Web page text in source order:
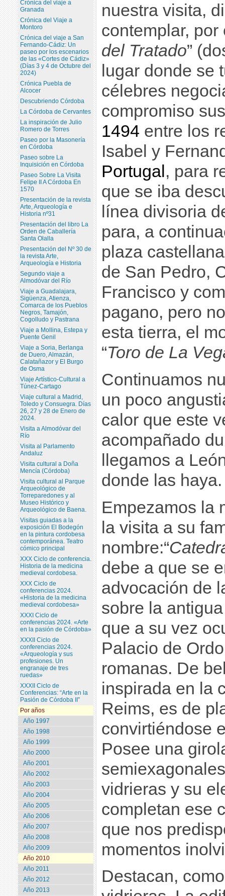
nuestra visita,
contemplar, por
del Tratado”
lugar donde se
célebres
compromiso
1494 entre los
Isabel y
Portugal , para
que se iba
línea divisoria
para, a
plaza
de San Pedro,
Francisco y
pagano, pero
esta tierra, el
“Toro de La
Continuamos
un poco
calor que este
acompañado
llegamos a
donde las haya.
Empezamos la
la visita a su
nombre:“
debe a que se
advocación de
sobre la
que a su vez
Palacio de
romanas. De
inspirada en la
Reims, es de
convirtiéndose
Posee una
vidrieras y su
completan ese
que nos
momentos
Destacan,
Crónica del viaje a
Granada
Crónica del Viaje a
Montoro
Crónica del viaje a San
Fernando-Cádiz: Un
paseo por los escenarios
de las «Cortes de Cádiz»
(Días 3 y 4 de Octubre del
2024)
Crónica Puebla de
Alcocer
Descubriendo Córdoba
La Córdoba de Cervantes
La inspiración de Julio
Romero de Torres
Paseo por la Masonería
en Córdoba
Paseo sobre La
Inquisición en Córdoba
Paseo Sobre La Visita
Felipe II A Córdoba En
1570
Presentación de la revista
Arte, Arqueología e
Historia nº31
Presentación del libro La
Orden de Caballería
Santa Olalla
Presentación del Nº 30 de
la revista Arte,
Arqueología e Historia
Segundo viaje a
Almodóvar del Río
Viaje a Guadalajara,
Sigüenza, Atienza,
Comarca de los Pueblos
Negros, Tamajón,
Cogolludo y Pastrana
Viaje a Mollina, Estepa y
Puente Genil
Viaje a Soria, Berlanga
de Duero, Almazán,
Calatañazor y El Burgo
de Osma
Viaje Artístico-Cultural a
Túnez-Cartago
Viaje cultural a Madrid,
Toledo y Consuegra. Días
26, 27 y 28 de Enero de
2024.
Visita a Almodóvar del
Río
Visita al Parlamento
Andaluz
Visita cultural a Doña
Mencía (Córdoba)
Visita cultural al Parque
Arqueológico de
Torreparedones y al
Museo Histórico y
Arqueológico de Baena.
Visitas guiadas a la
exposición El Bodegón
en la pintura cordobesa
contemporánea. Teatro
cómico principal
XXX Ciclo de conferencia.
Historia de la medicina
medieval cordobesa.
XXX Ciclo de
conferencias 2024.
«Historia de la medicina
medieval cordobesa»
XXXI Ciclo de
conferencias 2024. «Arte
en la pasión de Córdoba»
XXXII Ciclo de
conferencias 2024.
«Arqueología y sus
profesiones. Un
engranaje de tres
ruedas»
XXXII Ciclo de
Conferencias: “Arte en la
Pasión de Córdoba II”
Por años
Año 1997
Año 1998
Año 1999
Año 2000
Año 2001
Año 2002
Año 2003
Año 2004
Año 2005
Año 2006
Año 2007
Año 2008
Año 2009
Año 2010
Año 2011
Año 2012
Año 2013